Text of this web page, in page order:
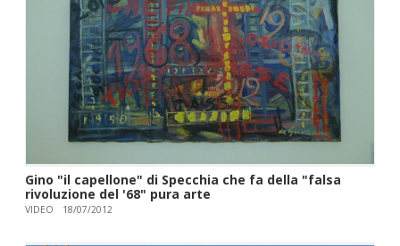
Gino "il capellone" di Specchia che fa della "falsa
rivoluzione del '68" pura arte
VIDEO 18/07/2012